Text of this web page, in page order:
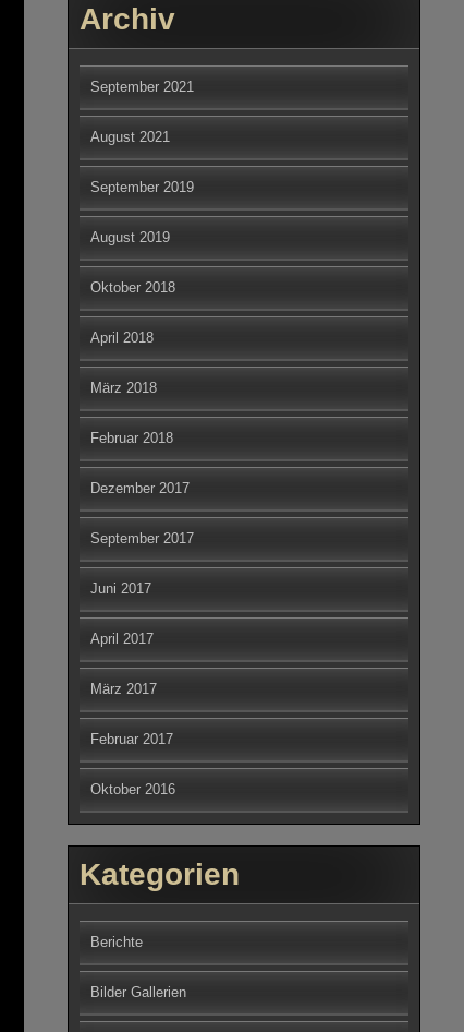
Archiv
September 2021
August 2021
September 2019
August 2019
Oktober 2018
April 2018
März 2018
Februar 2018
Dezember 2017
September 2017
Juni 2017
April 2017
März 2017
Februar 2017
Oktober 2016
Kategorien
Berichte
Bilder Gallerien